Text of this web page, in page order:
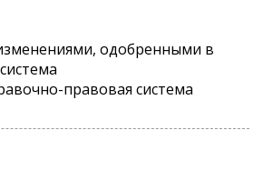
одобренными в
правовая система